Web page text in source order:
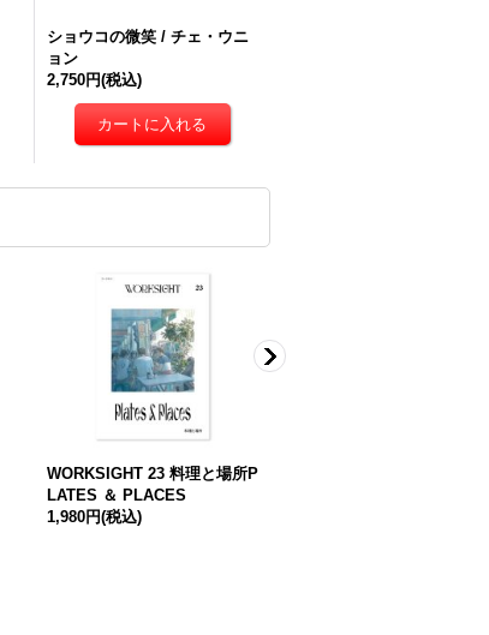
ショウコの微笑 / チェ・ウニ
ョン
2,750円(税込)
WORKSIGHT 23 料理と場所P
LATES ＆ PLACES
1,980円(税込)